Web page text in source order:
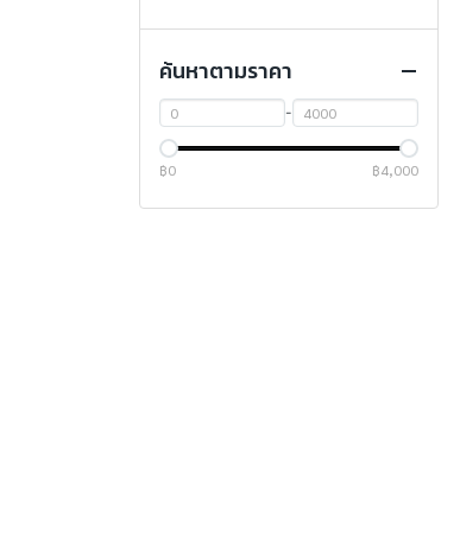
เสื้อโค้ทสั้นชาย
เสื้อโค้ทยาวชาย
เสื้อแจ็คเก็ตชาย
กางเกง
เสื้อฟลีซ
ค้นหาตามราคา
-
฿0 ฿4,000